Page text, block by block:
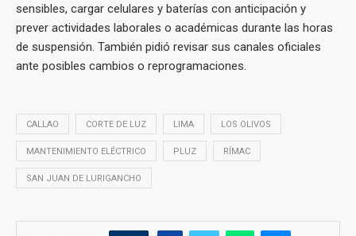
sensibles, cargar celulares y baterías con anticipación y
prever actividades laborales o académicas durante las horas
de suspensión. También pidió revisar sus canales oficiales
ante posibles cambios o reprogramaciones.
CALLAO CORTE DE LUZ LIMA LOS OLIVOS
MANTENIMIENTO ELÉCTRICO PLUZ RÍMAC
SAN JUAN DE LURIGANCHO